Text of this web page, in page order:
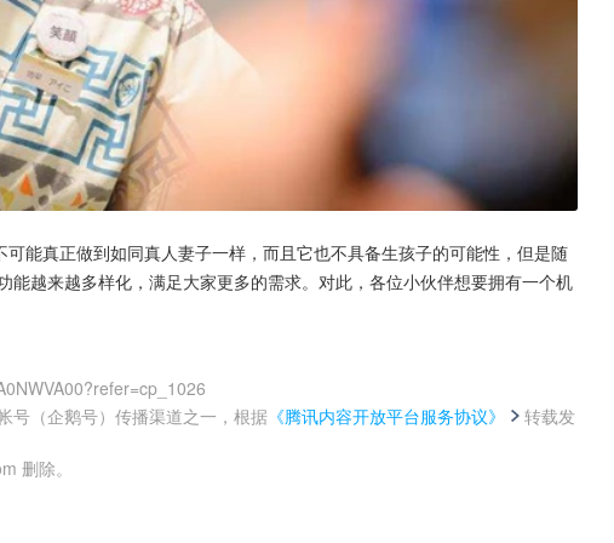
可能真正做到如同真人妻子一样，而且它也不具备生孩子的可能性，但是随
能越来越多样化，满足大家更多的需求。对此，各位小伙伴想要拥有一个机
号（企鹅号）传播渠道之一，根据 《腾讯内容开放平台服务协议》
转载发
删除。